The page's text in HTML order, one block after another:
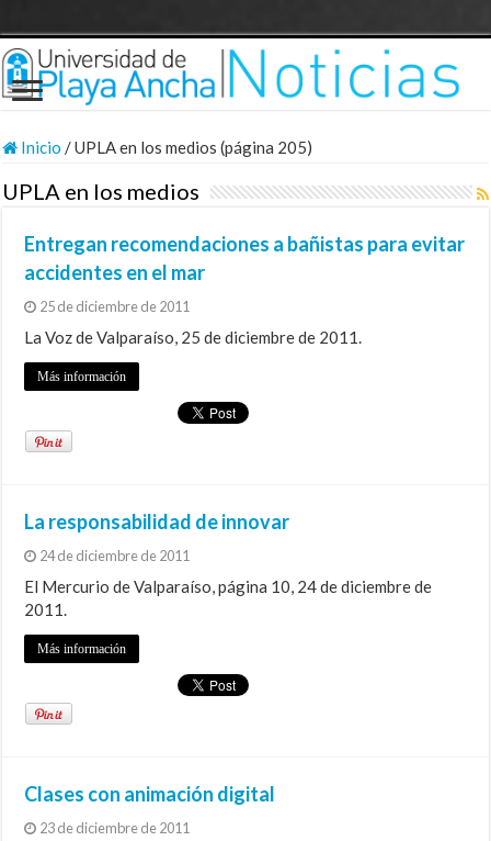
Inicio /UPLA en los medios (página 205)
UPLA en los medios
Entregan recomendaciones a bañistas para evitar
accidentes en el mar
25 de diciembre de 2011
La Voz de Valparaíso, 25 de diciembre de 2011.
Más información
La responsabilidad de innovar
24 de diciembre de 2011
El Mercurio de Valparaíso, página 10, 24 de diciembre de
2011.
Más información
Clases con animación digital
23 de diciembre de 2011